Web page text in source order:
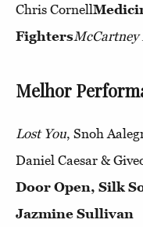
Chris Cornell
Fighters
Melhor
Lost You, Snoh
Daniel Caesar &
Door Open, Silk
Jazmine Sullivan